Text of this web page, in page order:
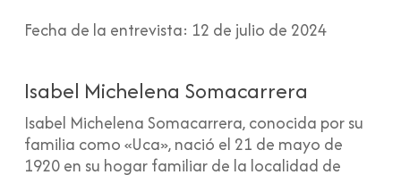
Fecha de la entrevista: 12 de julio de 2024
Isabel Michelena Somacarrera
Isabel Michelena Somacarrera, conocida por su
familia como «Uca», nació el 21 de mayo de
1920 en su hogar familiar de la localidad de